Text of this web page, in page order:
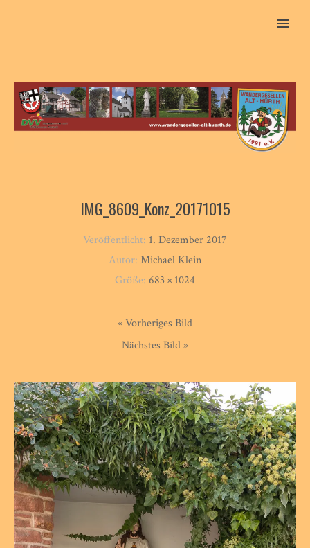
MENU
IMG_8609_Konz_20171015
Veröffentlicht: 1. Dezember 2017
Autor: Michael Klein
Größe: 683 × 1024
« Vorheriges Bild
Nächstes Bild »